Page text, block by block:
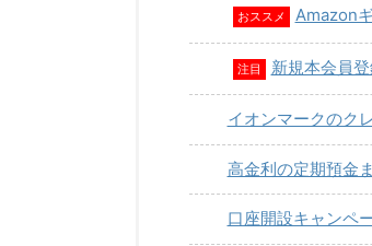
おススメ Amazon
注目 新規本会員
イオンマークのク
高金利の定期預金
口座開設キャンペ